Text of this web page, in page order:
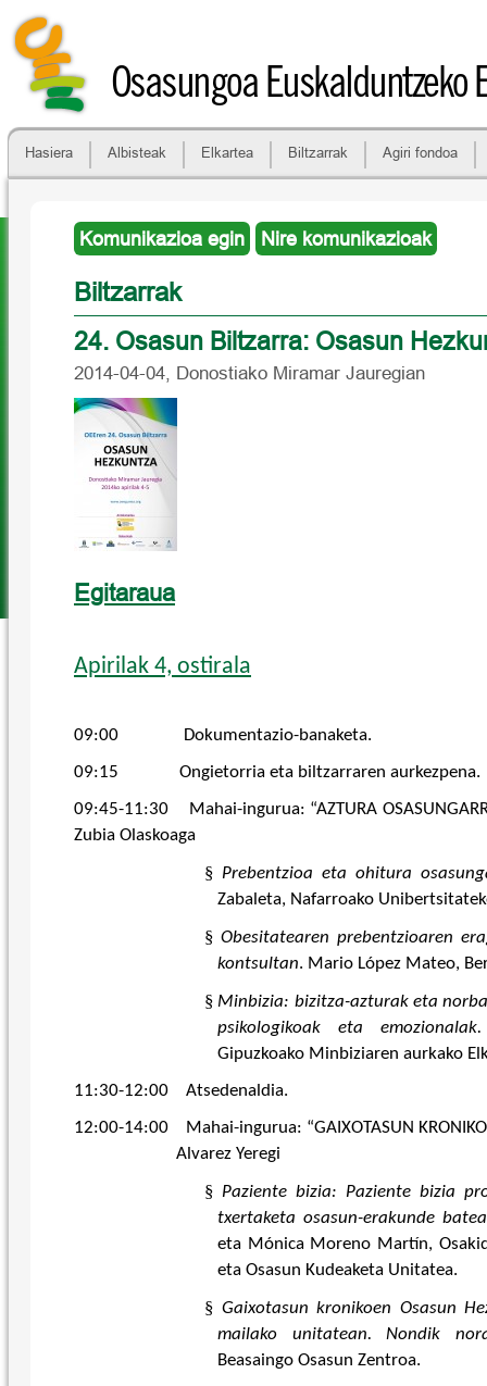
Osasungoa Euskalduntzeko
Hasiera Albisteak Elkartea Biltzarrak Agiri fondoa
Komunikazioa egin Nire komunikazioak
Biltzarrak
24. Osasun Biltzarra: Osasun
2014-04-04, Donostiako Miramar Jauregian
Egitaraua
Apirilak 4, ostirala
09:00 Dokumentazio-banaketa.
09:15 Ongietorria eta biltzarraren aurkezpena.
09:45-11:30 Mahai-ingurua: “AZTURA
Zubia Olaskoaga
§ Prebentzioa eta ohitura
Zabaleta, Nafarroako
§ Obesitatearen prebentzioaren
kontsultan. Mario López Mateo,
§ Minbizia: bizitza-azturak eta
psikologikoak eta emozionalak.
Gipuzkoako Minbiziaren aurkako
11:30-12:00 Atsedenaldia.
12:00-14:00 Mahai-ingurua: “GAIXOTASUN
Alvarez Yeregi
§ Paziente bizia: Paziente bizia
txertaketa osasun-erakunde
eta Mónica Moreno Martín,
eta Osasun Kudeaketa Unitatea.
§ Gaixotasun kronikoen Osasun
mailako unitatean. Nondik
Beasaingo Osasun Zentroa.